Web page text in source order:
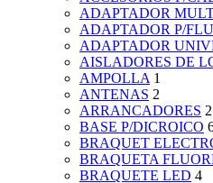
ADAPTADOR
ADAPTADOR P/
ADAPTADOR
AISLADORES DE
AMPOLLA 1
ANTENAS 2
ARRANCADORES 2
BASE P/DICROICO
BRAQUET
BRAQUETA
BRAQUETE LED 4